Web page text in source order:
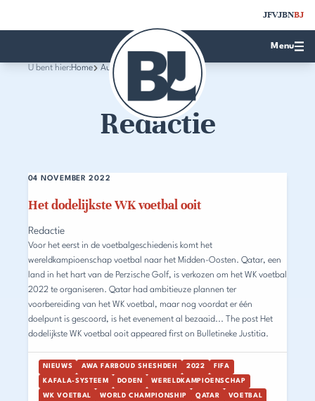
JFVJBNBJ
Menu
U bent hier:Home Auteurs
Redactie
Het dodelijkste WK voetbal ooit
04 NOVEMBER 2022
Redactie
Voor het eerst in de voetbalgeschiedenis komt het
wereldkampioenschap voetbal naar het Midden-Oosten. Qatar, een
land in het hart van de Perzische Golf, is verkozen om het WK voetbal
2022 te organiseren. Qatar had ambitieuze plannen ter
voorbereiding van het WK voetbal, maar nog voordat er één
doelpunt is gescoord, is het evenement al bezaaid... The post Het
dodelijkste WK voetbal ooit appeared first on Bulletineke Justitia.
NIEUWS AWA FARBOUD SHESHDEH 2022 FIFA
KAFALA-SYSTEEM DODEN WERELDKAMPIOENSCHAP
WK VOETBAL WORLD CHAMPIONSHIP QATAR VOETBAL